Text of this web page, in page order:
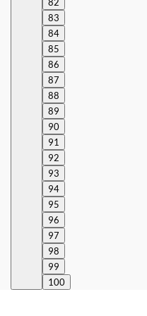
83
84
85
86
87
88
89
90
91
92
93
94
95
96
97
98
99
100